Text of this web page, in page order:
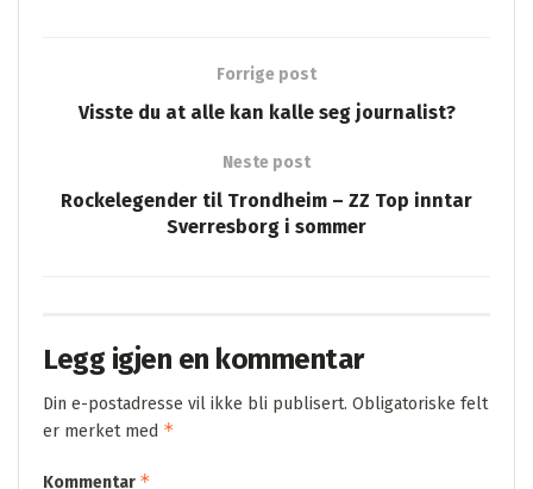
Forrige post
Visste du at alle kan kalle seg journalist?
Neste post
Rockelegender til Trondheim – ZZ Top inntar
Sverresborg i sommer
Legg igjen en kommentar
Din e-postadresse vil ikke bli publisert. Obligatoriske felt
er merket med *
Kommentar *